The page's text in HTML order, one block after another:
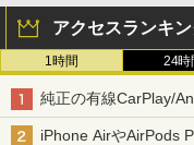
アクセスランキ
1時間 24時
純正の有線CarPlay/
iPhone AirやAirPods